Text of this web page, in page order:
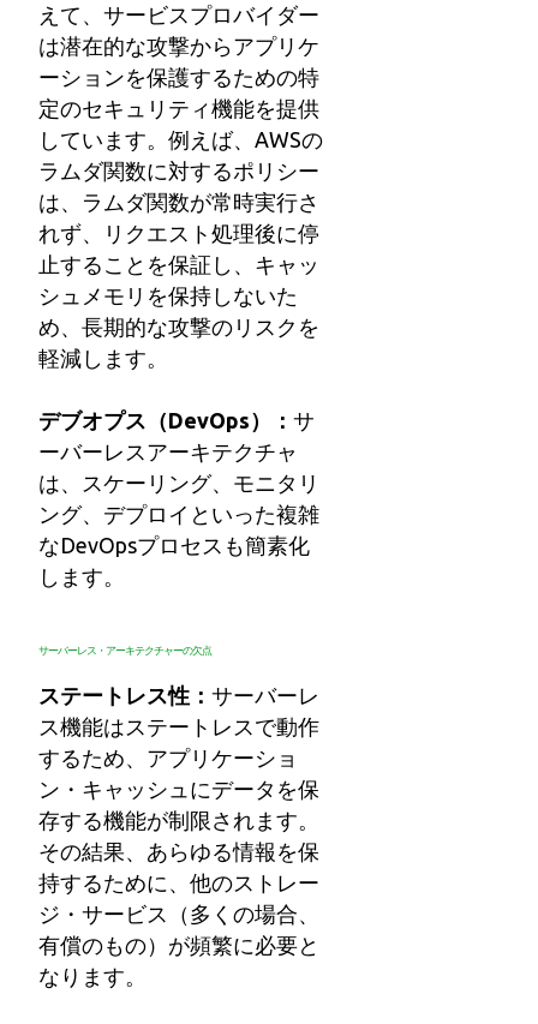
えて、サービスプロバイダー
は潜在的な攻撃からアプリケ
ーションを保護するための特
定のセキュリティ機能を提供
しています。例えば、AWSの
ラムダ関数に対するポリシー
は、ラムダ関数が常時実行さ
れず、リクエスト処理後に停
止することを保証し、キャッ
シュメモリを保持しないた
め、長期的な攻撃のリスクを
軽減します。
デブオプス（DevOps）：サ
ーバーレスアーキテクチャ
は、スケーリング、モニタリ
ング、デプロイといった複雑
なDevOpsプロセスも簡素化
します。
サーバーレス・アーキテクチャーの欠点
ステートレス性：サーバーレ
ス機能はステートレスで動作
するため、アプリケーショ
ン・キャッシュにデータを保
存する機能が制限されます。
その結果、あらゆる情報を保
持するために、他のストレー
ジ・サービス（多くの場合、
有償のもの）が頻繁に必要と
なります。